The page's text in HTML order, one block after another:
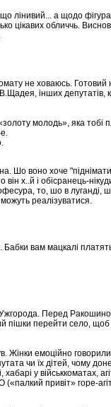
що лінивий... а щодо
цікавих обличчь.
не ховаюсь. Готовий
інших депутатів,
молодь», яка тобі
Шо воно хоче
х..й і обісранець-
то, шо в луганді,
реалізуватися.
Бабки вам мацкалі
Перед
пішки перейти село, щоб
Жінки емоційно
чи їх дітей, чому
у військкоматах,
привіт» горе-